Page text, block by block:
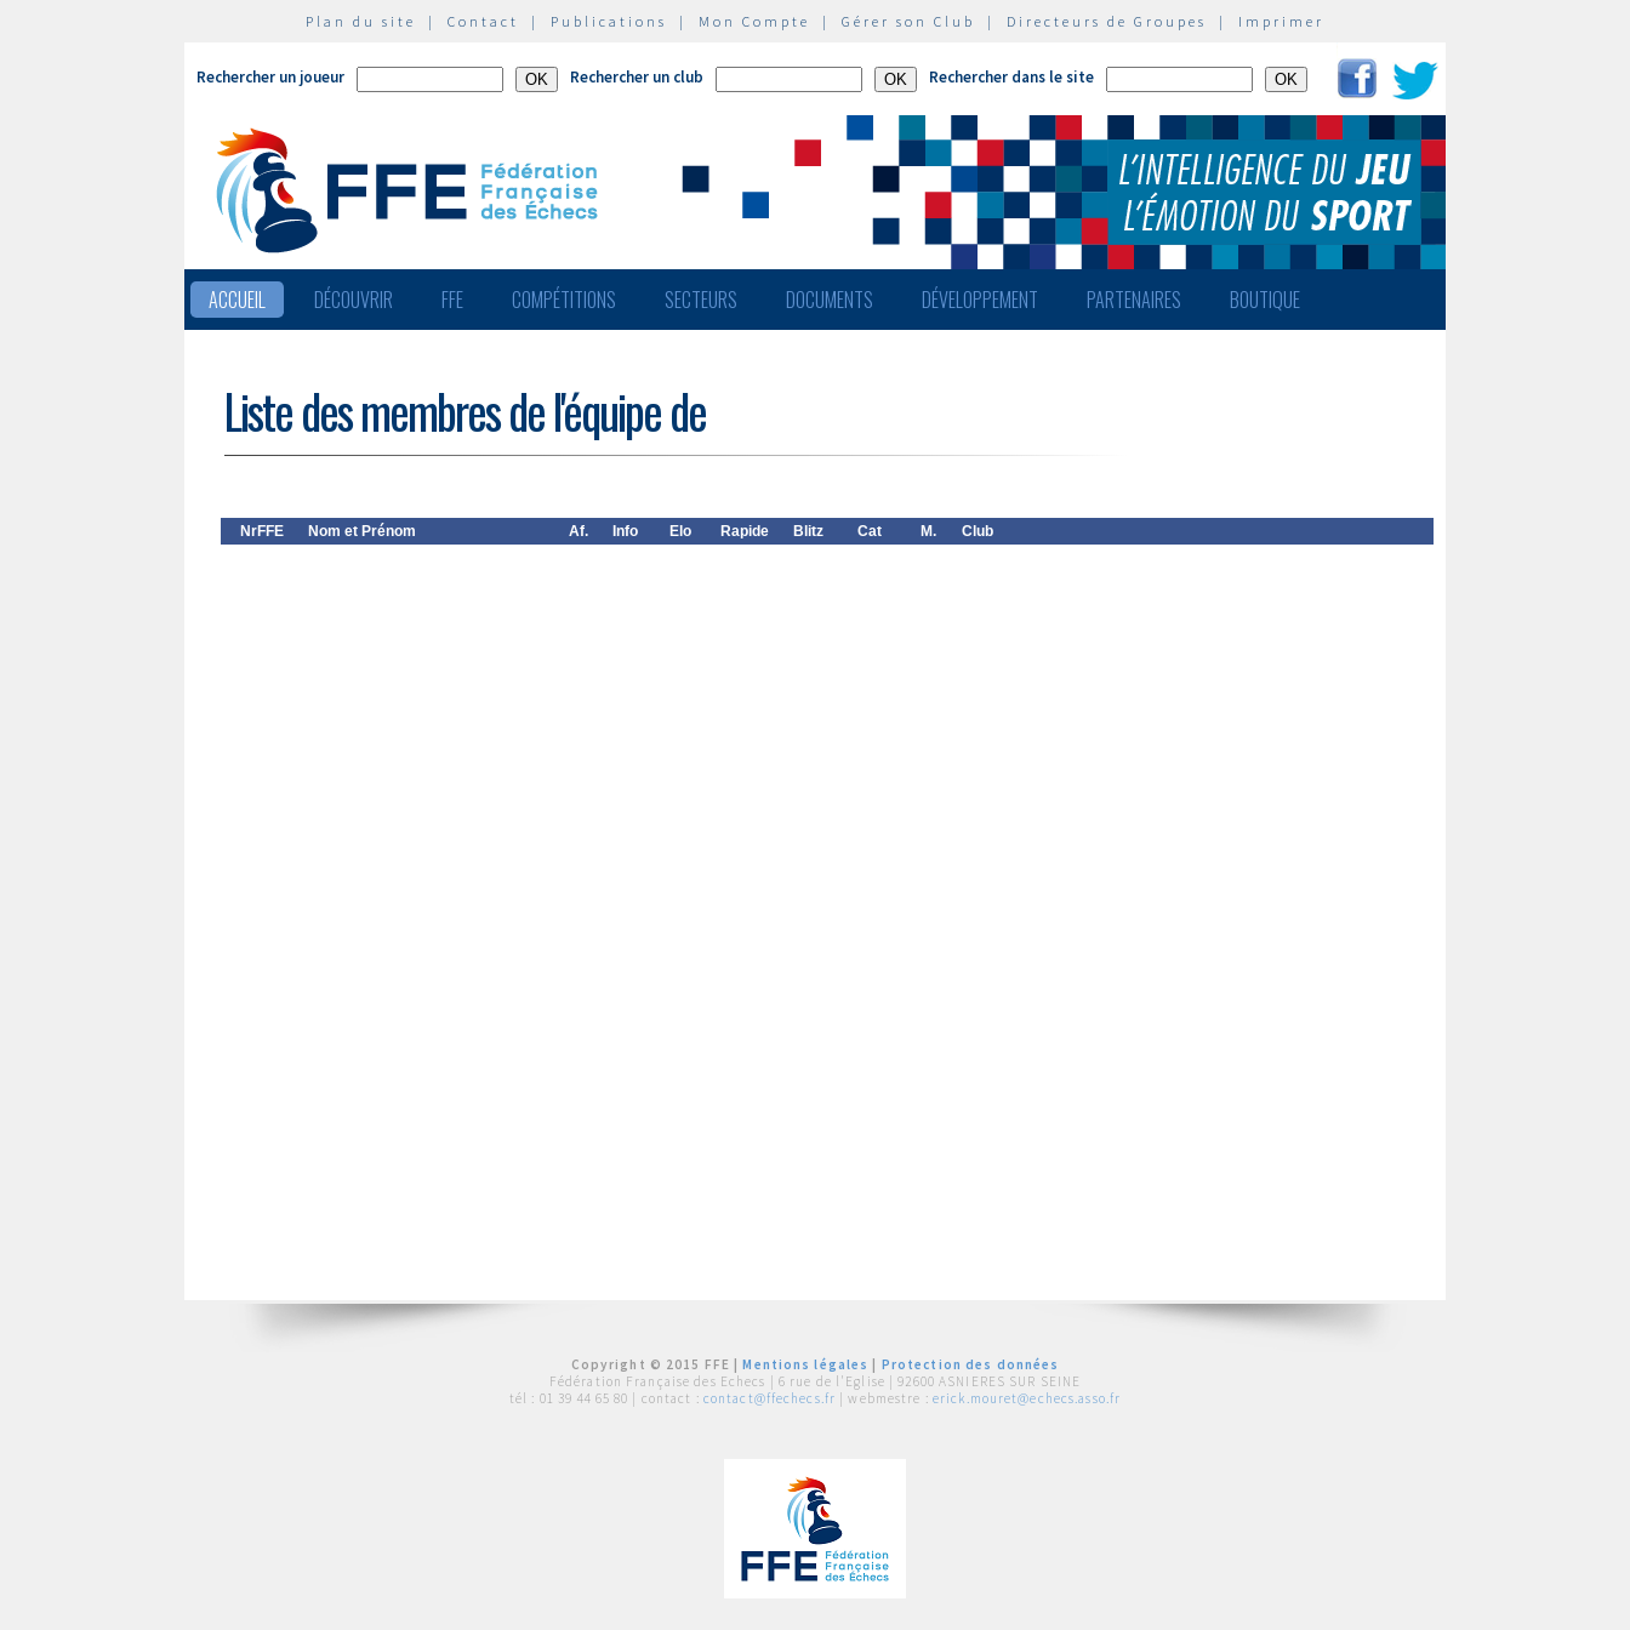
Plan du site | Contact | Publications | Mon Compte | Gérer son Club | Directeurs de Groupes | Imprimer
Rechercher un joueur Rechercher un club Rechercher dans le site
ACCUEIL DÉCOUVRIR FFE COMPÉTITIONS SECTEURS DOCUMENTS DÉVELOPPEMENT PARTENAIRES BOUTIQUE
Liste des membres de l'équipe de
NrFFE Nom et Prénom Af. Info Elo Rapide Blitz Cat M. Club
Copyright © 2015 FFE |Mentions légales
Protection des données
Fédération Française des Echecs | 6 rue de l'Eglise | 92600 ASNIERES SUR SEINE
tél : 01 39 44 65 80 | contact : contact@ffechecs.fr | webmestre : erick.mouret@echecs.asso.fr